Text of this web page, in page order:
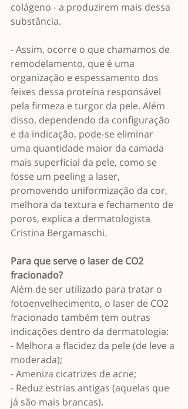
colágeno - a produzirem mais dessa
substância.
- Assim, ocorre o que chamamos de
remodelamento, que é uma
organização e espessamento dos
feixes dessa proteína responsável
pela firmeza e turgor da pele. Além
disso, dependendo da configuração
e da indicação, pode-se eliminar
uma quantidade maior da camada
mais superficial da pele, como se
fosse um peeling a laser,
promovendo uniformização da cor,
melhora da textura e fechamento de
poros, explica a dermatologista
Cristina Bergamaschi.
Para que serve o laser de CO2
fracionado?
Além de ser utilizado para tratar o
fotoenvelhecimento, o laser de CO2
fracionado também tem outras
indicações dentro da dermatologia:
- Melhora a flacidez da pele (de leve a
moderada);
- Ameniza cicatrizes de acne;
- Reduz estrias antigas (aquelas que
já são mais brancas).